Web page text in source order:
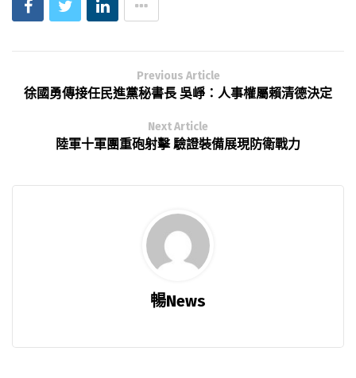
Previous Article
徐國勇傳接任民進黨秘書長 吳崢：人事權屬賴清德決定
Next Article
陸軍十軍團重砲射擊 驗證裝備展現防衛戰力
暢News